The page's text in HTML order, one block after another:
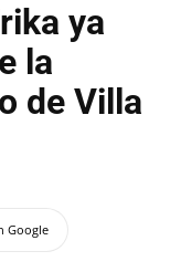
ya
la
de Villa
Google